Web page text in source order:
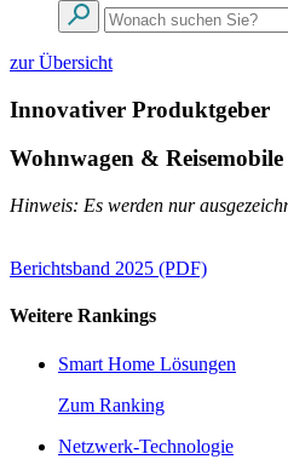
zur Übersicht
Innovativer Produktgeber
Wohnwagen & Reisemobile
Hinweis: Es werden nur
Berichtsband 2025 (PDF)
Weitere Rankings
Smart Home Lösungen
Zum Ranking
Netzwerk-Technologie